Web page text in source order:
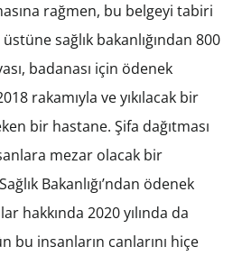
rağmen, bu belgeyi tabiri
sağlık bakanlığından 800
badanası için ödenek
rakamıyla ve yıkılacak bir
bir hastane. Şifa dağıtması
mezar olacak bir
Bakanlığı’ndan ödenek
hakkında 2020 yılında da
bu insanların canlarını hiçe